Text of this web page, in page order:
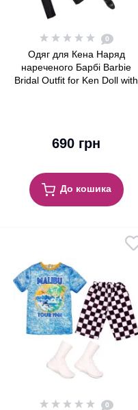
0
Одяг для Кена Наряд
нареченого Барбі Barbie
Bridal Outfit for Ken Doll with
690 грн
До кошика
0